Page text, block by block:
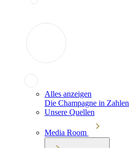
Alles anzeigen
Die Champagne in Zahlen
Unsere Quellen
Media Room